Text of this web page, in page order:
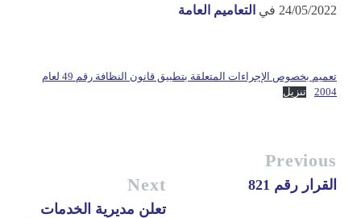
24/05/2022 في التعاميم العامة
تعميم بخصوص الإجراءات المتعلقة بتطبيق قانون النظافة رقم 49 لعام
2004
تنزيل
Previous
القرار رقم 821 Next
تعلن مديرية الخدمات